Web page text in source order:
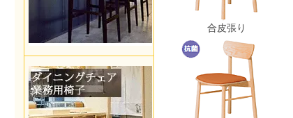
合皮張り